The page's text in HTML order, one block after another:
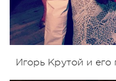
Игорь Крутой и